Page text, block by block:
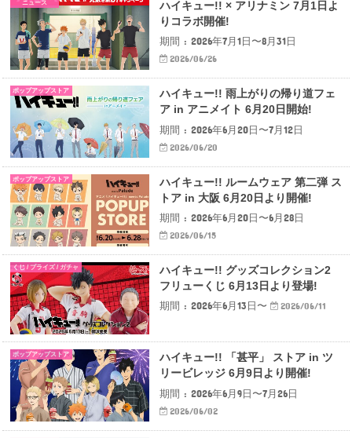
ニュース
ハイキュー!! × アリナミン 7月1日よ
りコラボ開催!
期間 : 2026年7月1日〜8月31日
2026/06/26
ポップアップストア
ハイキュー!! 雨上がりの帰り道フェ
ア in アニメイト 6月20日開始!
期間 : 2026年6月20日〜7月12日
2026/06/20
ポップアップストア
ハイキュー!! ルームウェア 第二弾 ス
トア in 大阪 6月20日より開催!
期間 : 2026年6月20日〜6月28日
2026/06/15
くじ / プライズ / ガチャ
ハイキュー!! グッズコレクション2
フリューくじ 6月13日より登場!
期間 : 2026年6月13日〜
2026/06/11
ポップアップストア
ハイキュー!! 「甚平」 ストア in ツ
リービレッジ 6月9日より開催!
期間 : 2026年6月9日〜7月26日
2026/06/02